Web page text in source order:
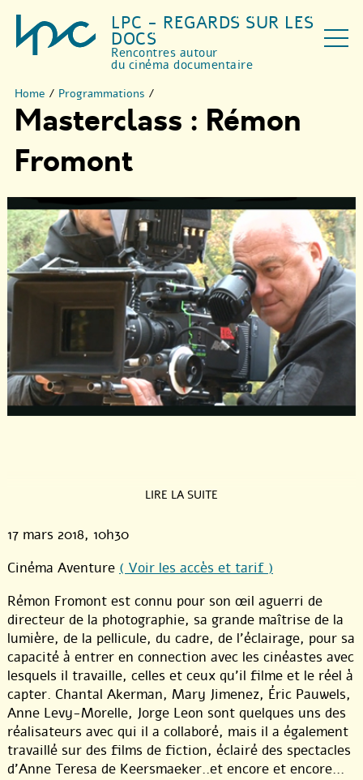
LPC - REGARDS SUR LES
DOCS
Rencontres autour
du cinéma documentaire
Home / Programmations /
Masterclass : Rémon
Fromont
LIRE LA SUITE
17 mars 2018, 10h30
Cinéma Aventure ( Voir les accès et tarif )
Rémon Fromont est connu pour son œil aguerri de
directeur de la photographie, sa grande maîtrise de la
lumière, de la pellicule, du cadre, de l’éclairage, pour sa
capacité à entrer en connection avec les cinéastes avec
lesquels il travaille, celles et ceux qu’il filme et le réel à
capter. Chantal Akerman, Mary Jimenez, Éric Pauwels,
Anne Levy-Morelle, Jorge Leon sont quelques uns des
réalisateurs avec qui il a collaboré, mais il a également
travaillé sur des films de fiction, éclairé des spectacles
d’Anne Teresa de Keersmaeker..et encore et encore...